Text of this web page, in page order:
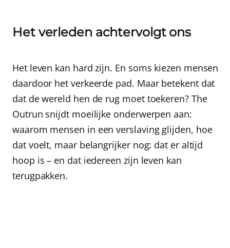
Het verleden achtervolgt ons
Het leven kan hard zijn. En soms kiezen mensen
daardoor het verkeerde pad. Maar betekent dat
dat de wereld hen de rug moet toekeren? The
Outrun snijdt moeilijke onderwerpen aan:
waarom mensen in een verslaving glijden, hoe
dat voelt, maar belangrijker nog: dat er altijd
hoop is – en dat iedereen zijn leven kan
terugpakken.